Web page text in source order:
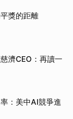
獎的距離
濟CEO：再讀一
：美中AI競爭進